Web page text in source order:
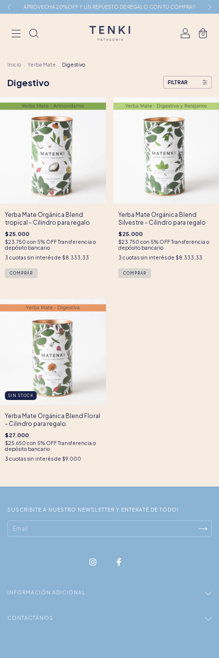
APROVECHA 20%OFF Y UN REPUESTO DE REGALO CON TU COMPRA!!
0
Inicio Yerba Mate Digestivo
Digestivo FILTRAR
Yerba Mate Orgánica Blend
tropical - Cilindro para regalo
$25.000
$23.750 con 5% OFF Transferencia o
depósito bancario
3 cuotas sin interés de $8.333,33
Yerba Mate Orgánica Blend
Silvestre - Cilindro para regalo
$25.000
$23.750 con 5% OFF Transferencia o
depósito bancario
3 cuotas sin interés de $8.333,33
SIN STOCK
Yerba Mate Orgánica Blend Floral
- Cilindro para regalo
$27.000
$25.650 con 5% OFF Transferencia o
depósito bancario
3 cuotas sin interés de $9.000
SUSCRIBITE A NUESTRO NEWSLETTER Y ENTERATE DE TODO!
INFORMACIÓN ADICIONAL
CONTACTÁNOS